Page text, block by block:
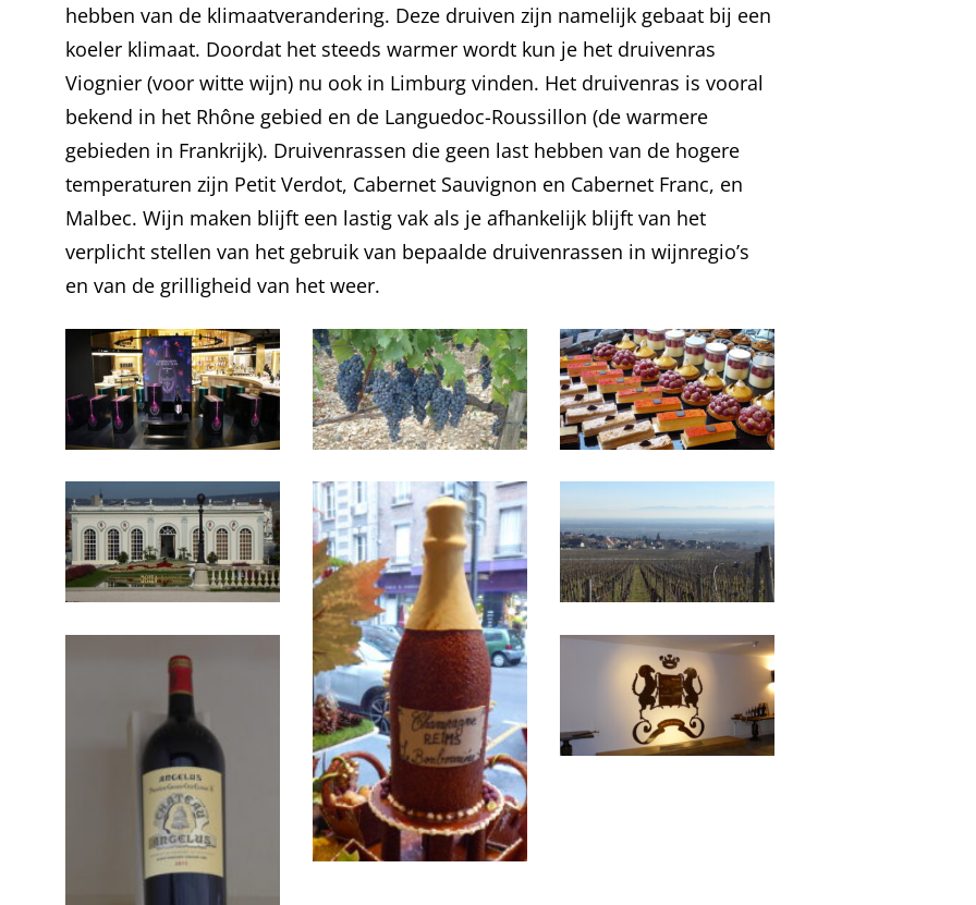
hebben van de klimaatverandering. Deze druiven zijn namelijk gebaat bij een
koeler klimaat. Doordat het steeds warmer wordt kun je het druivenras
Viognier (voor witte wijn) nu ook in Limburg vinden. Het druivenras is vooral
bekend in het Rhône gebied en de Languedoc-Roussillon (de warmere
gebieden in Frankrijk). Druivenrassen die geen last hebben van de hogere
temperaturen zijn Petit Verdot, Cabernet Sauvignon en Cabernet Franc, en
Malbec. Wijn maken blijft een lastig vak als je afhankelijk blijft van het
verplicht stellen van het gebruik van bepaalde druivenrassen in wijnregio’s
en van de grilligheid van het weer.